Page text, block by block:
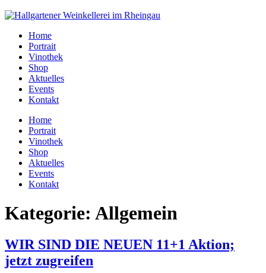
Home
Portrait
Vinothek
Shop
Aktuelles
Events
Kontakt
Home
Portrait
Vinothek
Shop
Aktuelles
Events
Kontakt
Kategorie: Allgemein
WIR SIND DIE NEUEN 11+1 Aktion;
jetzt zugreifen